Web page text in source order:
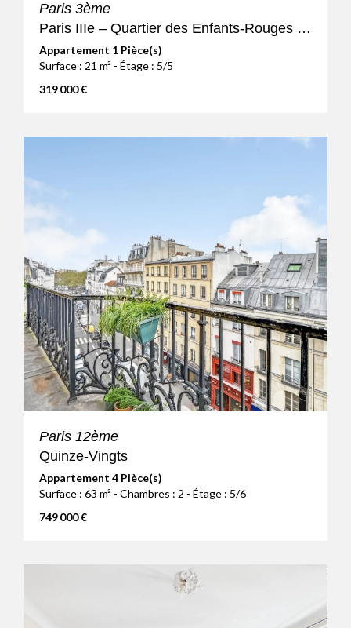
Paris 3ème
Paris IIIe – Quartier des Enfants-Rouges – Studio avec belle vue
Appartement 1 Pièce(s)
Surface : 21 m² - Étage : 5/5
319 000 €
Paris 12ème
Quinze-Vingts
Appartement 4 Pièce(s)
Surface : 63 m² - Chambres : 2 - Étage : 5/6
749 000 €